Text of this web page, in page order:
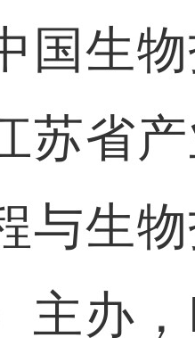
生物
苏省
与生
主办